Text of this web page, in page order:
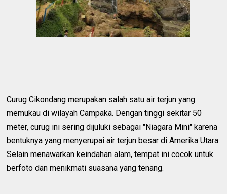
Curug Cikondang merupakan salah satu air terjun yang
memukau di wilayah Campaka. Dengan tinggi sekitar 50
meter, curug ini sering dijuluki sebagai "Niagara Mini" karena
bentuknya yang menyerupai air terjun besar di Amerika Utara.
Selain menawarkan keindahan alam, tempat ini cocok untuk
berfoto dan menikmati suasana yang tenang.